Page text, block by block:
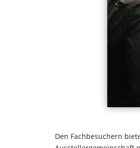
Den Fachbesuchern